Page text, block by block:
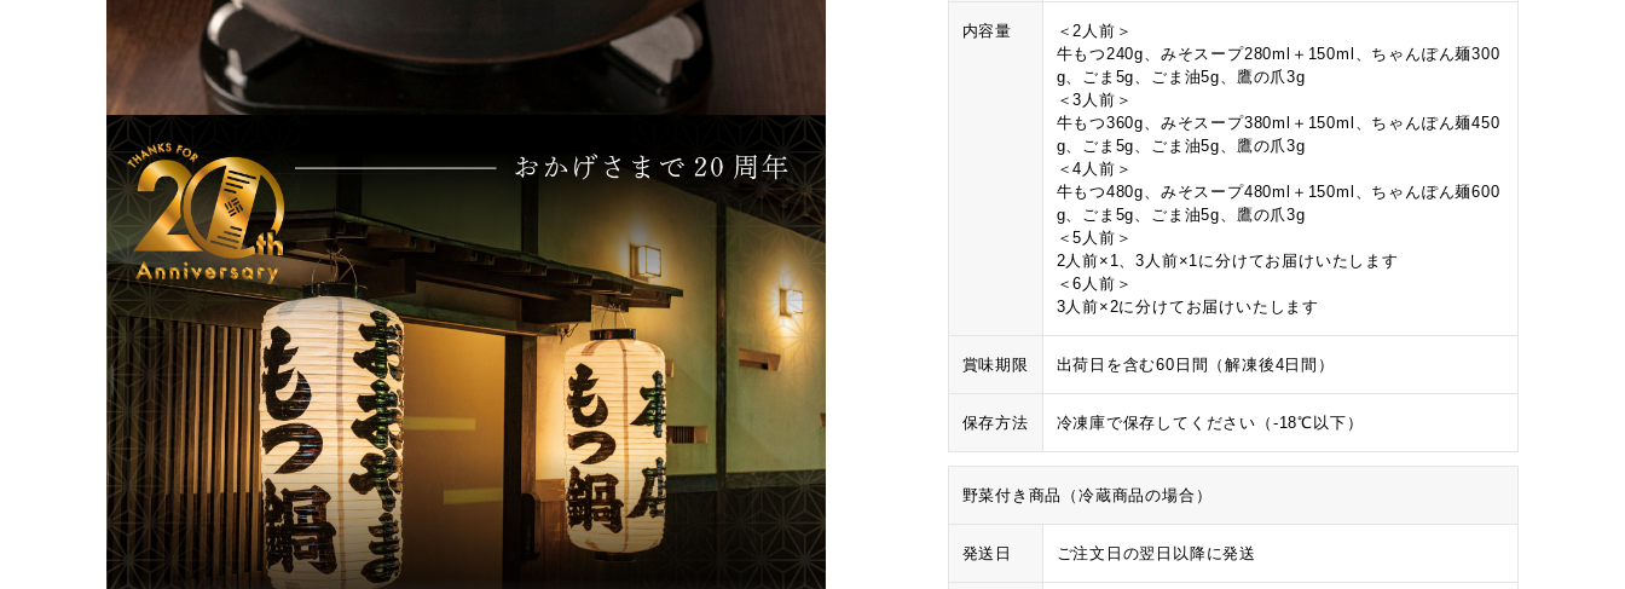
内容量
＜2人前＞
牛もつ240g、みそスープ280ml＋150ml、ちゃんぽん麺300
g、ごま5g、ごま油5g、鷹の爪3g
＜3人前＞
牛もつ360g、みそスープ380ml＋150ml、ちゃんぽん麺450
g、ごま5g、ごま油5g、鷹の爪3g
＜4人前＞
牛もつ480g、みそスープ480ml＋150ml、ちゃんぽん麺600
g、ごま5g、ごま油5g、鷹の爪3g
＜5人前＞
2人前×1、3人前×1に分けてお届けいたします
＜6人前＞
3人前×2に分けてお届けいたします
賞味期限 出荷日を含む60日間（解凍後4日間）
保存方法 冷凍庫で保存してください（-18℃以下）
野菜付き商品（冷蔵商品の場合）
発送日 ご注文日の翌日以降に発送